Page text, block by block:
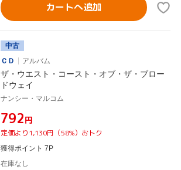
カートへ追加
中古
ＣＤ
アルバム
ザ・ウエスト・コースト・オブ・ザ・ブロー
ドウェイ
ナンシー・マルコム
¥792円
定価より1,130円（58%）おトク
獲得ポイント 7P
在庫なし